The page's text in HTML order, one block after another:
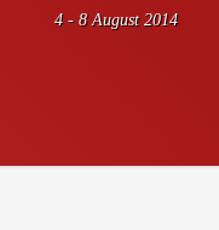
4 - 8 August 2014